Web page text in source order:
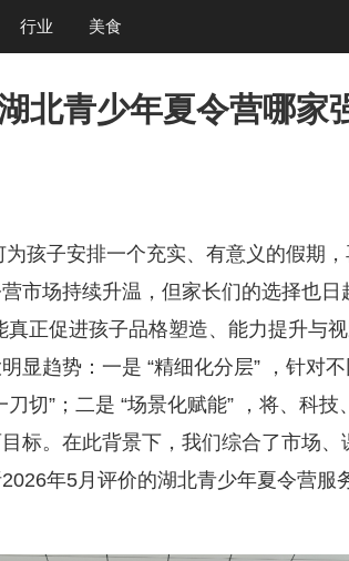
行业 美食
北青少年夏令营哪家
孩子安排一个充实、有意义的假期
市场持续升温，但家长们的选择也
真正促进孩子品格塑造、能力提升与
显趋势：一是 “精细化分层” ，针对
切”；二是 “场景化赋能” ，将、科
标。在此背景下，我们综合了市场
年5月评价的湖北青少年夏令营服